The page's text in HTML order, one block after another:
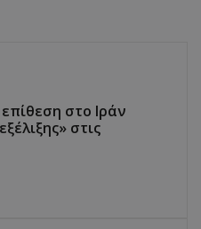
στο Ιράν
στις